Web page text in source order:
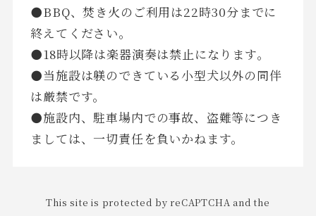
⚫BBQ、焚き火のご利用は22時30分までに
終えてください。
⚫18時以降は楽器演奏は禁止になります。
⚫当施設は躾のできている小型犬以外の同伴
は厳禁です。
⚫施設内、駐車場内での事故、盗難等につき
ましては、一切責任を負いかねます。
This site is protected by reCAPTCHA and the